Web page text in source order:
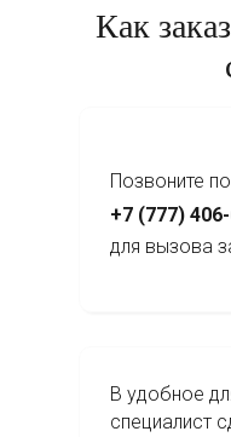
Как
Позвоните
В удобное
специалист
+7 (777)
для вызова